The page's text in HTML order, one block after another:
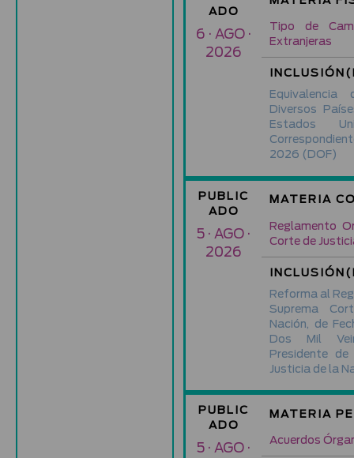
ADO
6 · AGO ·
2026
Tipo de
Extranjeras
Diversos
Estados
2026 (DOF)
PUBLIC
ADO
MATERIA
5 · AGO ·
2026
Reglamento
Corte de
Reforma al
Suprema
Nación, de
Dos Mil
Presidente
Justicia de la
PUBLIC
ADO
MATERIA
5 · AGO ·
Acuerdos